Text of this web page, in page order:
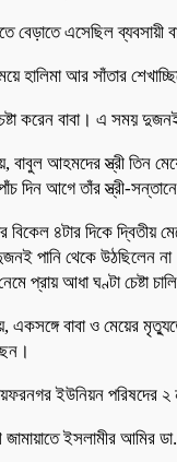
এসেছিল ব্যবসায়ী
হালিমা আর সাঁতার
করেন বাবা। এ সময়
বাবুল আহমদের স্ত্রী তিন
দিন আগে তাঁর স্ত্রী-
৪টার দিকে দ্বিতীয়
পানি থেকে উঠছিলেন
প্রায় আধা ঘণ্টা চেষ্টা
একসঙ্গে বাবা ও মেয়ের
ইউনিয়ন পরিষদের ২
ইসলামীর আমির